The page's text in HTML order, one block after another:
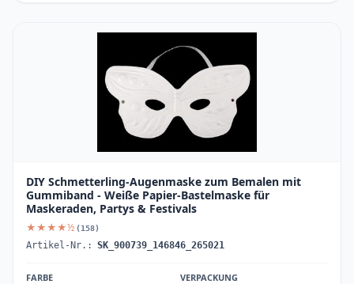
DIY Schmetterling-Augenmaske zum Bemalen mit
Gummiband - Weiße Papier-Bastelmaske für
Maskeraden, Partys & Festivals
★★★★½ (158)
Artikel-Nr.: SK_900739_146846_265021
FARBE VERPACKUNG